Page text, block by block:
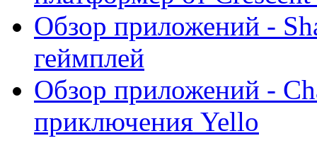
Обзор приложений -
геймплей
Обзор приложений -
приключения Yello